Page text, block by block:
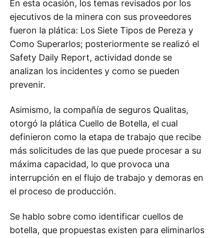
En esta ocasión, los temas revisados por los
ejecutivos de la minera con sus proveedores
fueron la plática: Los Siete Tipos de Pereza y
Como Superarlos; posteriormente se realizó el
Safety Daily Report, actividad donde se
analizan los incidentes y como se pueden
prevenir.
Asimismo, la compañía de seguros Qualitas,
otorgó la plática Cuello de Botella, el cual
definieron como la etapa de trabajo que recibe
más solicitudes de las que puede procesar a su
máxima capacidad, lo que provoca una
interrupción en el flujo de trabajo y demoras en
el proceso de producción.
Se hablo sobre como identificar cuellos de
botella, que propuestas existen para eliminarlos